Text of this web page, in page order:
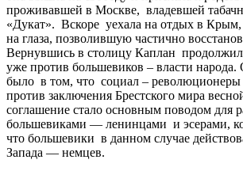
проживавшей в Москве, владевшей
«Дукат». Вскоре уехала на отдых в Крым,
на глаза, позволившую частично
Вернувшись в столицу Каплан
уже против большевиков – власти
было в том, что социал – революционеры
против заключения Брестского мира
соглашение стало основным поводом для
большевиками — ленинцами и эсерами,
что большевики в данном случае
Запада — немцев.